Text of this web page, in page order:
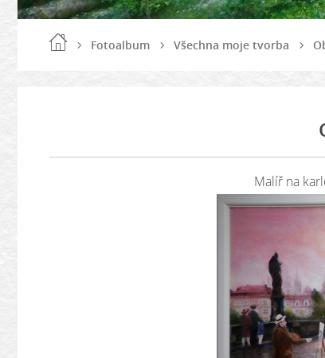
Fotoalbum Všechna moje tvorba
Malíř na